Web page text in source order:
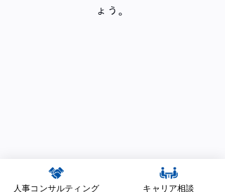
ょう。
〒104-0061 東京都中央区銀座1-12-4
N&E BLD.7階
人事コンサルティング キャリア相談